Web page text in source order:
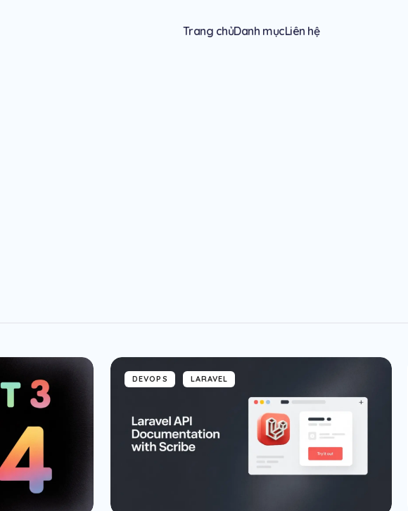
Trang chủDanh mụcLiên hệ
DEVOPS LARAVEL